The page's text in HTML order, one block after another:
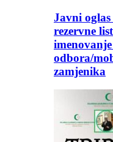
Javni
rezervne
odbora/
zamjenika